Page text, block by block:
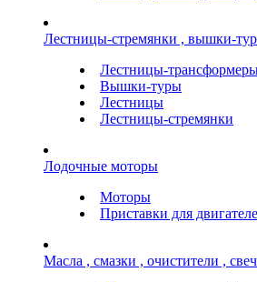
Лестницы-стремянки , вышки-
Лестницы-
Вышки-туры
Лестницы
Лестницы-стремянки
Лодочные моторы
Моторы
Приставки для
Масла , смазки , очистители ,